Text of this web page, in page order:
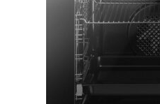
Preparación de alimentos
Reproductores